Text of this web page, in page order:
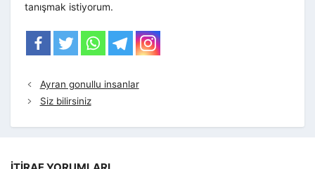
tanışmak istiyorum.
Ayran gonullu insanlar
Siz bilirsiniz